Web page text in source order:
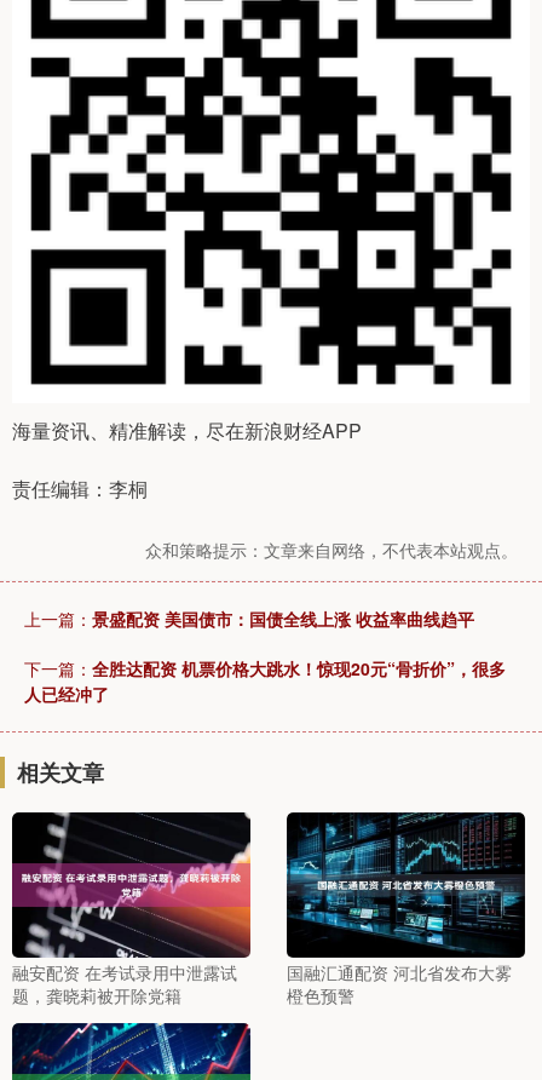
海量资讯、精准解读，尽在新浪财经APP
责任编辑：李桐
众和策略提示：文章来自网络，不代表本站观点。
上一篇： 景盛配资 美国债市：国债全线上涨 收益率曲线趋平
下一篇： 全胜达配资 机票价格大跳水！惊现20元“骨折价”，很多
人已经冲了
相关文章
融安配资 在考试录用中泄露试
题，龚晓莉被开除党籍
国融汇通配资 河北省发布大雾
橙色预警